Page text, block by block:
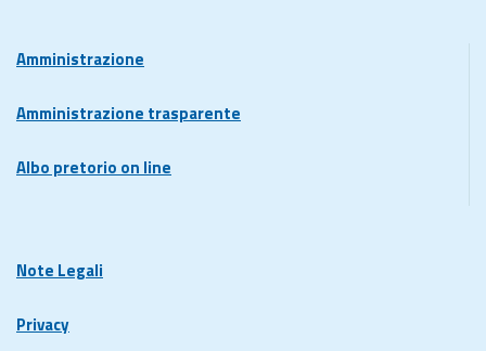
Amministrazione
Amministrazione trasparente
Albo pretorio on line
Note Legali
Privacy